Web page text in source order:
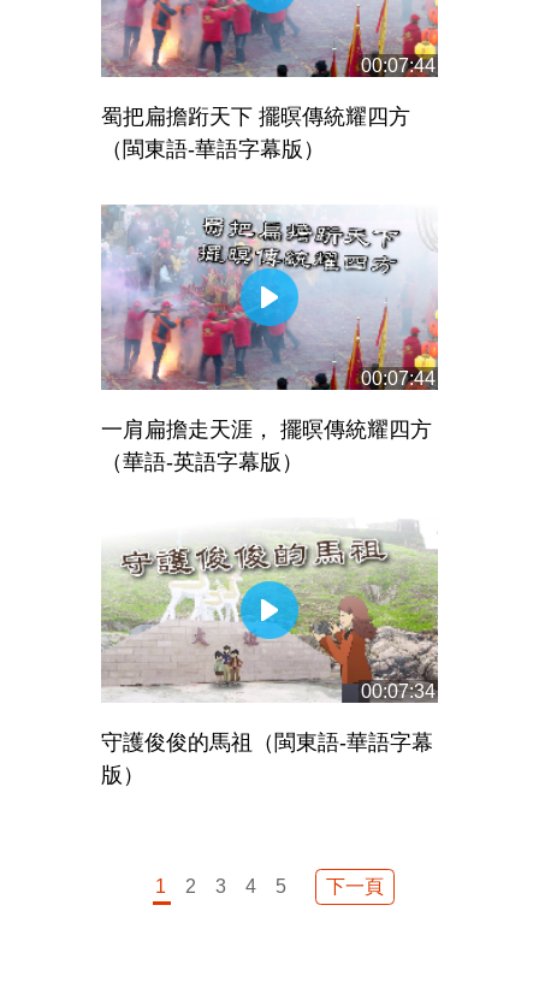
00:07:44
蜀把扁擔䟰天下 擺暝傳統耀四方
（閩東語-華語字幕版）
00:07:44
一肩扁擔走天涯， 擺暝傳統耀四方
（華語-英語字幕版）
00:07:34
守護俊俊的馬祖（閩東語-華語字幕
版）
1 2 3 4 5 下一頁